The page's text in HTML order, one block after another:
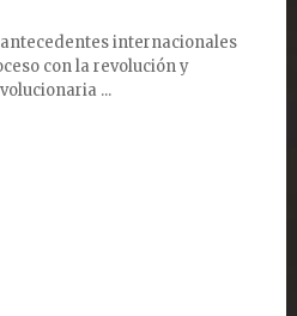
internacionales
con la revolución y
...